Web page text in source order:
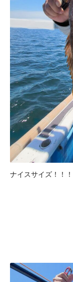
ナイスサイズ！！！